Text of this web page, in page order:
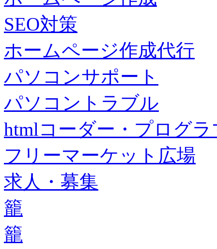
SEO対策
ホームページ作成代行
パソコンサポート
パソコントラブル
htmlコーダー・プログラ
フリーマーケット広場
求人・募集
籠
籠